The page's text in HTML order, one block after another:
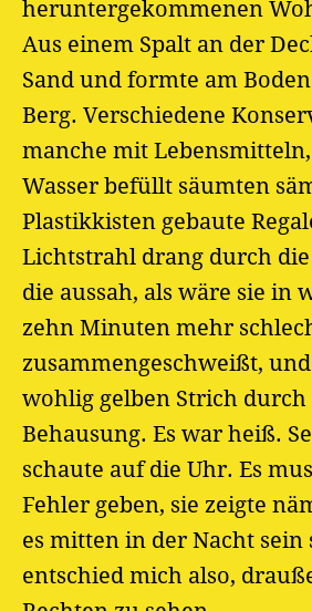
heruntergekommenen
Aus einem Spalt an der
Sand und formte am
Berg. Verschiedene
manche mit
Wasser befüllt säumten
Plastikkisten gebaute
Lichtstrahl drang durch
die aussah, als wäre sie in
zehn Minuten mehr
zusammengeschweißt,
wohlig gelben Strich durch
Behausung. Es war heiß.
schaute auf die Uhr. Es
Fehler geben, sie zeigte
es mitten in der Nacht sein
entschied mich also,